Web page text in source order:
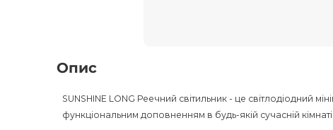
Опис
SUNSHINE LONG Реечний світильник - це світлодіодний
функціональним доповненням в будь-якій сучасній кімнаті.